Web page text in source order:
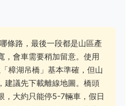
條路，最後一段都是山區產
，會車需要稍加留意。使用
樟湖吊橋」基本準確，但山
建議先下載離線地圖。橋頭
，大約只能停5-7輛車，假日